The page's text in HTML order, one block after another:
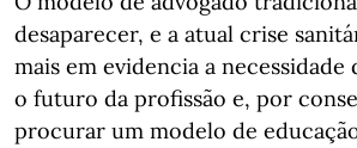
desaparecer, e a atual crise
mais em evidencia a
o futuro da profissão e, por
procurar um modelo de